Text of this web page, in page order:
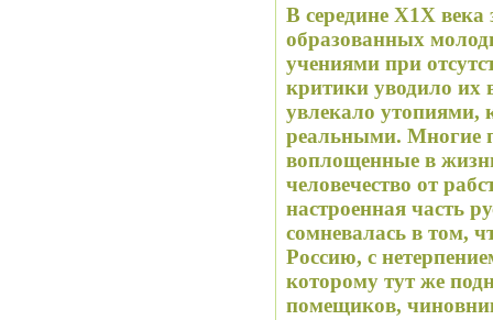
В середине Х1Х века
образованных
учениями при
критики уводило их
увлекало
реальными. Многие
воплощенные в
человечество от
настроенная часть
сомневалась в том,
Россию, с
которому тут же
помещиков,